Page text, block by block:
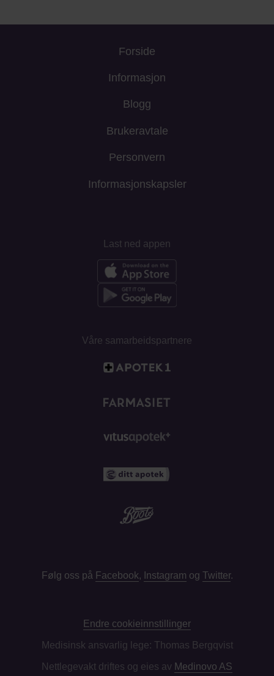
Forside
Informasjon
Blogg
Brukeravtale
Personvern
Informasjonskapsler
Last ned appen
Våre samarbeidspartnere
Følg oss på Facebook, Instagram og Twitter.
Endre cookieinnstillinger
Medisinsk ansvarlig lege: Thomas Bergqvist
Nettlegevakt driftes og eies av Medinovo AS